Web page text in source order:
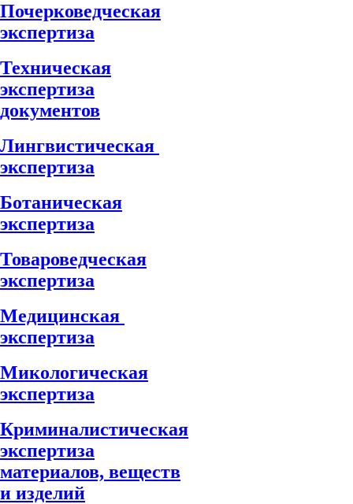
Почерковедческая
экспертиза
Техническая
экспертиза
документов
Лингвистическая
экспертиза
Ботаническая
экспертиза
Товароведческая
экспертиза
Медицинская
экспертиза
Микологическая
экспертиза
Криминалистическая
экспертиза
материалов, веществ
и изделий